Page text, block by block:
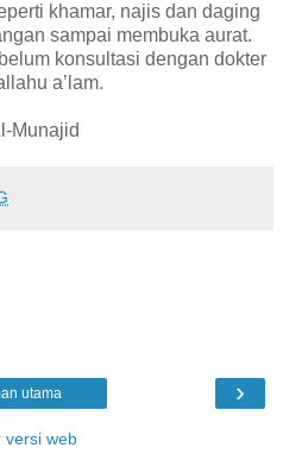
khamar, najis dan daging
sampai membuka aurat.
konsultasi dengan dokter
a’lam.
Munajid
›
utama
versi web